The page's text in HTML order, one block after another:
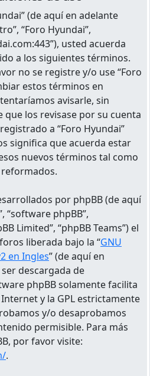
(de aquí en adelante
“Foro Hyundai”,
usted acuerda
a los siguientes términos.
no se registre y/o use “Foro
estos términos en
avisarle, sin
los revisase por su cuenta
a “Foro Hyundai”
significa que acuerda estar
nuevos términos tal como
por phpBB (de aquí
“software phpBB”,
Limited”, “phpBB Teams”) el
liberada bajo la “GNU
en Ingles” (de aquí en
ser descargada de
phpBB solamente facilita
y la GPL estrictamente
y/o desaprobamos
permisible. Para más
por favor visite:
.